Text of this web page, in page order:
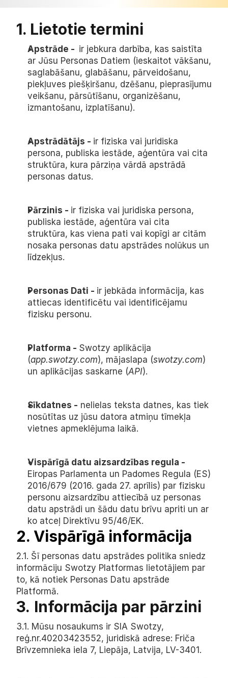
1. Lietotie termini
Apstrāde - ir jebkura darbība, kas saistīta
ar Jūsu Personas Datiem (ieskaitot vākšanu,
saglabāšanu, glabāšanu, pārveidošanu,
piekļuves piešķiršanu, dzēšanu, pieprasījumu
veikšanu, pārsūtīšanu, organizēšanu,
izmantošanu, izplatīšanu).
Apstrādātājs - ir fiziska vai juridiska
persona, publiska iestāde, aģentūra vai cita
struktūra, kura pārziņa vārdā apstrādā
personas datus.
Pārzinis - ir fiziska vai juridiska persona,
publiska iestāde, aģentūra vai cita
struktūra, kas viena pati vai kopīgi ar citām
nosaka personas datu apstrādes nolūkus un
līdzekļus.
Personas Dati - ir jebkāda informācija, kas
attiecas identificētu vai identificējamu
fizisku personu.
Platforma - Swotzy aplikācija
(app.swotzy.com), mājaslapa (swotzy.com)
un aplikācijas saskarne (API).
Sīkdatnes - nelielas teksta datnes, kas tiek
nosūtītas uz jūsu datora atmiņu tīmekļa
vietnes apmeklējuma laikā.
Eiropas Parlamenta un Padomes Regula (ES)
2016/679 (2016. gada 27. aprīlis) par fizisku
personu aizsardzību attiecībā uz personas
datu apstrādi un šādu datu brīvu apriti un ar
ko atceļ Direktīvu 95/46/EK.
2. Vispārīgā informācija
2.1. Šī personas datu apstrādes politika sniedz
informāciju Swotzy Platformas lietotājiem par
to, kā notiek Personas Datu apstrāde
Platformā.
3. Informācija par pārzini
3.1. Mūsu nosaukums ir SIA Swotzy,
reģ.nr.40203423552, juridiskā adrese: Friča
Brīvzemnieka iela 7, Liepāja, Latvija, LV-3401.